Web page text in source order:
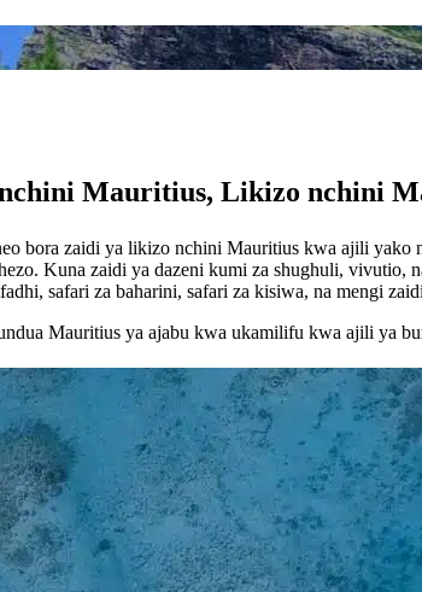
Mauritius, Likizo nchini
bora zaidi ya likizo nchini Mauritius kwa ajili
Kuna zaidi ya dazeni kumi za shughuli, vivutio,
safari za baharini, safari za kisiwa, na mengi
Mauritius ya ajabu kwa ukamilifu kwa ajili ya